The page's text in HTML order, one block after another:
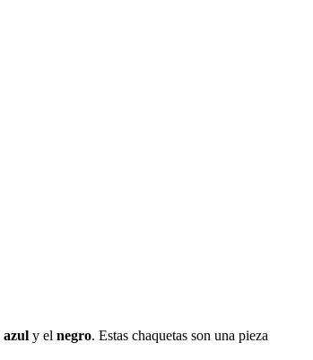
azul y el negro. Estas chaquetas son una pieza